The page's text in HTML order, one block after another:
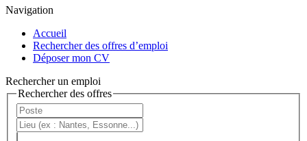
Navigation
Accueil
Rechercher des offres d’emploi
Déposer mon CV
Rechercher un emploi
Rechercher des offres